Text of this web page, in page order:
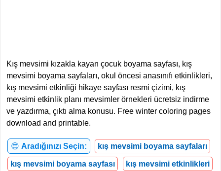
Kış mevsimi kızakla kayan çocuk boyama sayfası, kış
mevsimi boyama sayfaları, okul öncesi anasınıfı etkinlikleri,
kış mevsimi etkinliği hikaye sayfası resmi çizimi, kış
mevsimi etkinlik planı mevsimler örnekleri ücretsiz indirme
ve yazdırma, çıktı alma konusu. Free winter coloring pages
download and printable.
😍 Aradığınızı Seçin: kış mevsimi boyama sayfaları
kış mevsimi boyama sayfası kış mevsimi etkinlikleri